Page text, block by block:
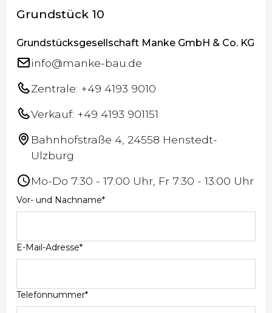
Grundstück 10
Grundstücksgesellschaft Manke GmbH & Co. KG
info@manke-bau.de
Zentrale: +49 4193 9010
Verkauf: +49 4193 901151
Bahnhofstraße 4, 24558 Henstedt-
Ulzburg
Mo-Do 7:30 - 17:00 Uhr, Fr 7:30 - 13:00 Uhr
Vor- und Nachname*
E-Mail-Adresse*
Telefonnummer*